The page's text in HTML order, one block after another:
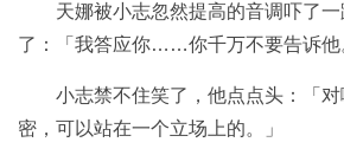
天娜被小志忽然提高的音调吓了
了：「我答应你……你千万不要告诉他
小志禁不住笑了，他点点头：「
密，可以站在一个立场上的。」